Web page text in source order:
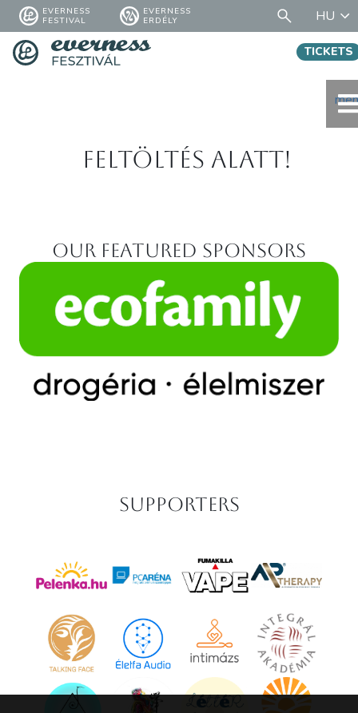
EVERNESS
FESTIVAL
EVERNESS
ERDÉLY
HU
TICKETS
Feltöltés alatt!
Our featured sponsors
Supporters